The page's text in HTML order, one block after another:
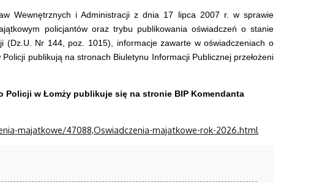
Wewnętrznych i Administracji z dnia 17 lipca 2007 r. w sprawie
policjantów oraz trybu publikowania oświadczeń o stanie
(Dz.U. Nr 144, poz. 1015), informacje zawarte w oświadczeniach o
publikują na stronach Biuletynu Informacji Publicznej przełożeni
Policji w Łomży publikuje się na stronie BIP Komendanta
majatkowe/47088,Oswiadczenia-majatkowe-rok-2026.html